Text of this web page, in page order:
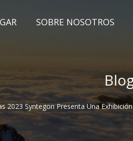
SOBRE NOSOTROS
2023 Syntegon Presenta Una